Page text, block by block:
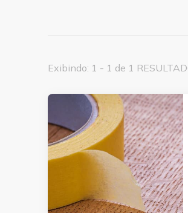
Exibindo: 1 - 1 de 1